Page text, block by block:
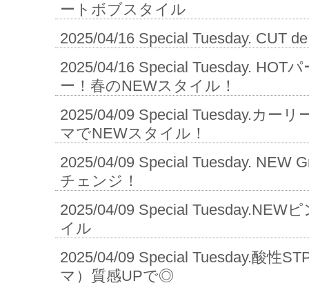
ートボブスタイル
2025/04/16 Special Tuesday. CUT
2025/04/16 Special Tuesday. HOT
ー！春のNEWスタイル！
2025/04/09 Special Tuesday.カーリ
マでNEWスタイル！
2025/04/09 Special Tuesday. NEW
チェンジ！
2025/04/09 Special Tuesday.NEW
イル
2025/04/09 Special Tuesday.酸性
マ）質感UPで◎